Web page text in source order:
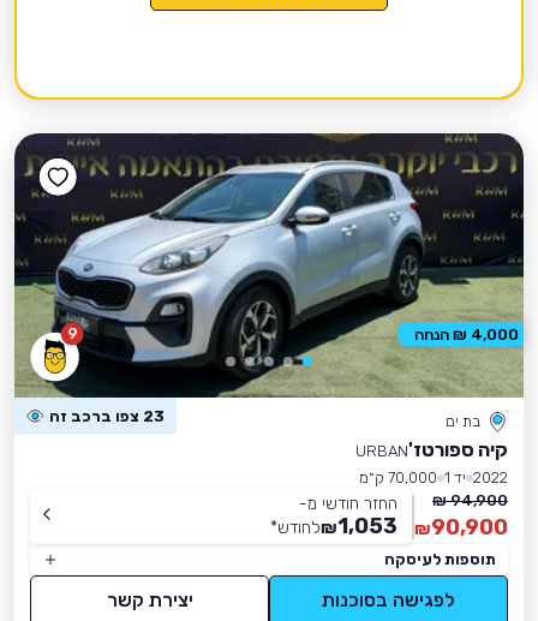
9
בת ים 23 צפו ברכב זה
קיה ספורטז'URBAN
2022 יד 1
70,000 ק״מ
94,900 ₪
90,900
₪
החזר חודשי מ-
1,053
₪לחודש*
תוספות לעיסקה
לפגישה בסוכנות יצירת קשר
4,000 ₪ הנחה